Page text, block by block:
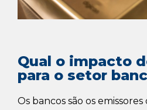
Qual o impacto
para o setor
Os bancos são os